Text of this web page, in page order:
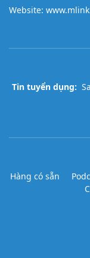
Website:
Tin tuyển dụng:
Hàng có sẵn